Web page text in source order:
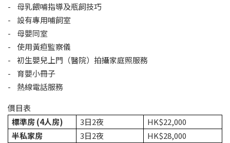
- 母乳餵哺指導及瓶飼技巧
- 設有專用哺飼室
- 母嬰同室
- 使用黃疸監察儀
- 初生嬰兒上門（醫院）拍攝家庭照服務
- 育嬰小冊子
- 熱線電話服務
價目表
標準房 (4人房) 3日2夜
HK$22,000
半私家房
3日2夜
HK$28,000